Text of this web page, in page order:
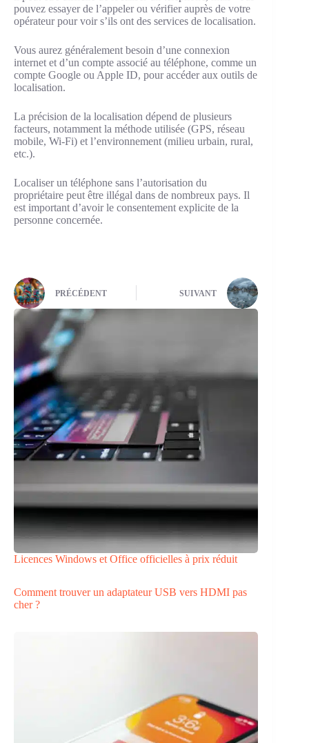
pouvez essayer de l’appeler ou vérifier auprès de votre
opérateur pour voir s’ils ont des services de localisation.
Vous aurez généralement besoin d’une connexion
internet et d’un compte associé au téléphone, comme un
compte Google ou Apple ID, pour accéder aux outils de
localisation.
La précision de la localisation dépend de plusieurs
facteurs, notamment la méthode utilisée (GPS, réseau
mobile, Wi-Fi) et l’environnement (milieu urbain, rural,
etc.).
Localiser un téléphone sans l’autorisation du
propriétaire peut être illégal dans de nombreux pays. Il
est important d’avoir le consentement explicite de la
personne concernée.
PRÉCÉDENT SUIVANT
Licences Windows et Office officielles à prix réduit
Comment trouver un adaptateur USB vers HDMI pas
cher ?